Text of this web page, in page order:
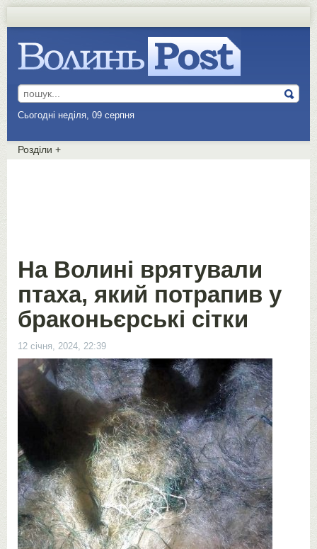
Сьогодні неділя, 09 серпня
Розділи +
На Волині врятували
птаха, який потрапив у
браконьєрські сітки
12 січня, 2024, 22:39